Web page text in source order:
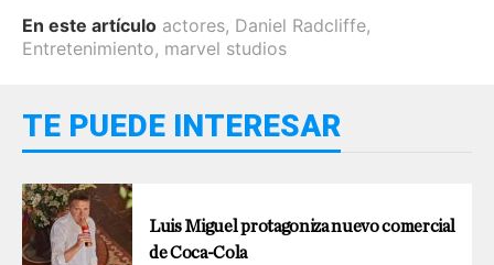
En este artículo actores, Daniel Radcliffe,
Entretenimiento, marvel studios
TE PUEDE INTERESAR
Luis Miguel protagoniza nuevo comercial
de Coca-Cola